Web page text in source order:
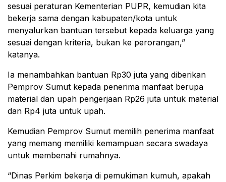
sesuai peraturan Kementerian PUPR, kemudian kita
bekerja sama dengan kabupaten/kota untuk
menyalurkan bantuan tersebut kepada keluarga yang
sesuai dengan kriteria, bukan ke perorangan,”
katanya.
Ia menambahkan bantuan Rp30 juta yang diberikan
Pemprov Sumut kepada penerima manfaat berupa
material dan upah pengerjaan Rp26 juta untuk material
dan Rp4 juta untuk upah.
Kemudian Pemprov Sumut memilih penerima manfaat
yang memang memiliki kemampuan secara swadaya
untuk membenahi rumahnya.
“Dinas Perkim bekerja di pemukiman kumuh, apakah